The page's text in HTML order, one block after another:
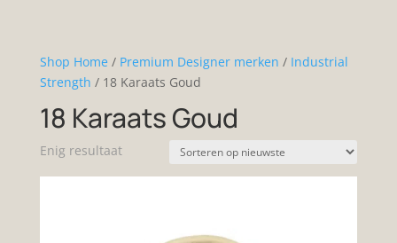
Shop Home / Premium Designer merken / Industrial
Strength / 18 Karaats Goud
18 Karaats Goud
Enig resultaat